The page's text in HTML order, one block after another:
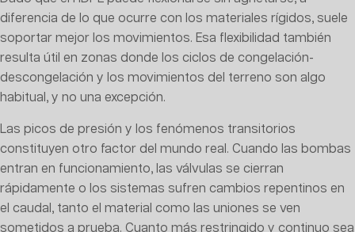
diferencia de lo que ocurre con los materiales rígidos, suele
soportar mejor los movimientos. Esa flexibilidad también
resulta útil en zonas donde los ciclos de congelación-
descongelación y los movimientos del terreno son algo
habitual, y no una excepción.
Las picos de presión y los fenómenos transitorios
constituyen otro factor del mundo real. Cuando las bombas
entran en funcionamiento, las válvulas se cierran
rápidamente o los sistemas sufren cambios repentinos en
el caudal, tanto el material como las uniones se ven
sometidos a prueba. Cuanto más restringido y continuo sea